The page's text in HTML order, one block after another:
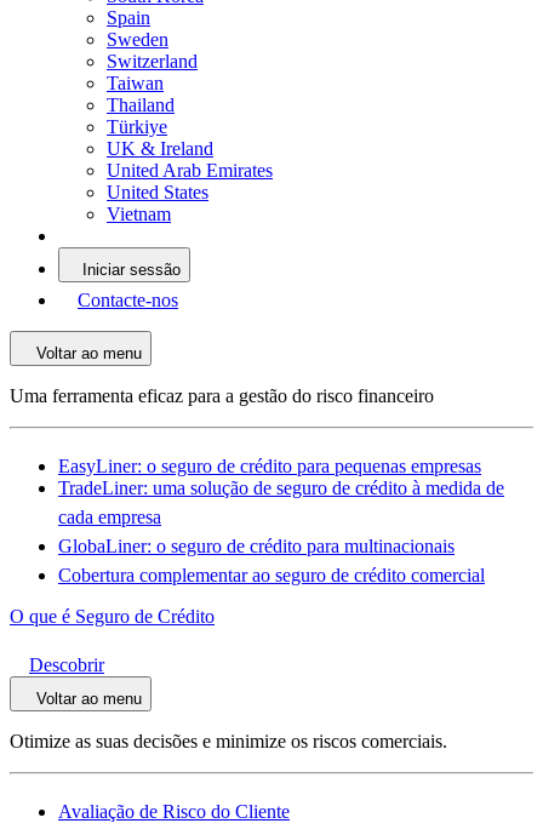
Spain
Sweden
Switzerland
Taiwan
Thailand
Türkiye
UK & Ireland
United Arab Emirates
United States
Vietnam
Iniciar sessão
Contacte-nos
Voltar ao menu
Uma ferramenta eficaz para a gestão do risco financeiro
EasyLiner: o seguro de crédito para pequenas empresas
TradeLiner: uma solução de seguro de crédito à medida de
cada empresa
GlobaLiner: o seguro de crédito para multinacionais
Cobertura complementar ao seguro de crédito comercial
O que é Seguro de Crédito
Descobrir
Voltar ao menu
Otimize as suas decisões e minimize os riscos comerciais.
Avaliação de Risco do Cliente